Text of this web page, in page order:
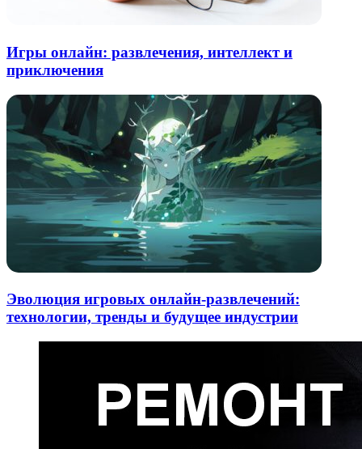
Игры онлайн: развлечения, интеллект и
приключения
Эволюция игровых онлайн-развлечений:
технологии, тренды и будущее индустрии